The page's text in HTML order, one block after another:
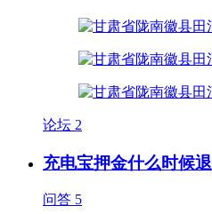
论坛 2
充电宝押金什么时候退
问答 5